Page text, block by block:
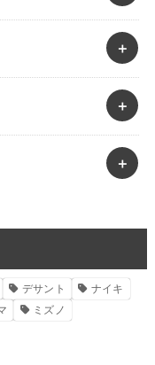
デサント
ナイキ
ミズノ